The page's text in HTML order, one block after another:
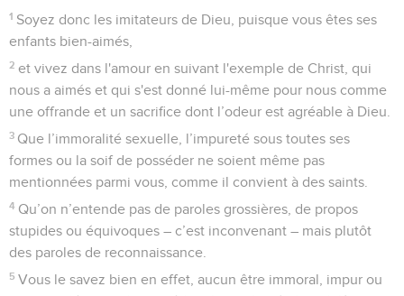
1 Soyez donc les imitateurs de Dieu, puisque vous êtes ses
enfants bien-aimés,
2 et vivez dans l'amour en suivant l'exemple de Christ, qui
nous a aimés et qui s'est donné lui-même pour nous comme
une offrande et un sacrifice dont l’odeur est agréable à Dieu.
3 Que l’immoralité sexuelle, l’impureté sous toutes ses
formes ou la soif de posséder ne soient même pas
mentionnées parmi vous, comme il convient à des saints.
4 Qu’on n’entende pas de paroles grossières, de propos
stupides ou équivoques – c’est inconvenant – mais plutôt
des paroles de reconnaissance.
5 Vous le savez bien en effet, aucun être immoral, impur ou